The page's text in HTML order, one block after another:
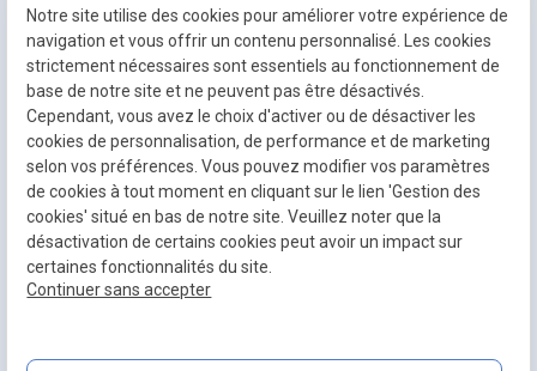
Entreprise
Équipe
Espace de coworking
Mentions
légales
Politique de
confidentialité
Plan du
site
Gestion
des
SIRET :50027240600025
Notre site utilise des cookies pour améliorer votre expérience de
navigation et vous offrir un contenu personnalisé. Les cookies
strictement nécessaires sont essentiels au fonctionnement de
base de notre site et ne peuvent pas être désactivés.
Cependant, vous avez le choix d'activer ou de désactiver les
cookies de personnalisation, de performance et de marketing
selon vos préférences. Vous pouvez modifier vos paramètres
de cookies à tout moment en cliquant sur le lien 'Gestion des
cookies' situé en bas de notre site. Veuillez noter que la
désactivation de certains cookies peut avoir un impact sur
certaines fonctionnalités du site.
Continuer sans accepter